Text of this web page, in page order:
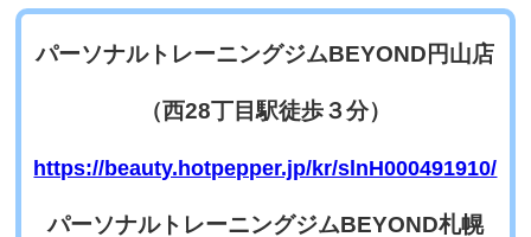
パーソナルトレーニングジムBEYOND円山店
（西28丁目駅徒歩３分）
https://beauty.hotpepper.jp/kr/slnH000491910/
パーソナルトレーニングジムBEYOND札幌